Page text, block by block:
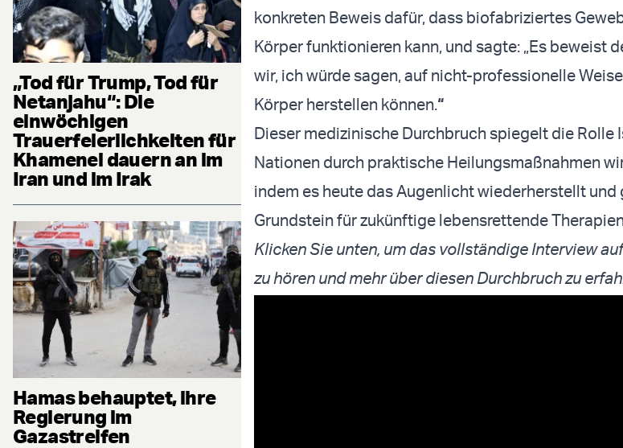
„Tod für Trump, Tod für
Netanjahu“: Die
einwöchigen
Trauerfeierlichkeiten für
Khamenei dauern an im
Iran und im Irak
Hamas behauptet, ihre
Regierung im
Gazastreifen
konkreten Beweis dafür, dass biofabriziertes
Körper funktionieren kann, und sagte: „Es beweist
wir, ich würde sagen, auf nicht-professionelle
Körper herstellen können.“
Dieser medizinische Durchbruch spiegelt die Rolle
Nationen durch praktische Heilungsmaßnahmen
indem es heute das Augenlicht wiederherstellt
Grundstein für zukünftige lebensrettende
Klicken Sie unten, um das vollständige Interview
zu hören und mehr über diesen Durchbruch zu